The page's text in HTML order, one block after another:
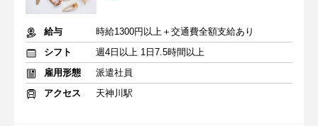
給与
時給1300円以上＋交通費全額支給あり
シフト
週4日以上 1日7.5時間以上
雇用形態
派遣社員
アクセス
天神川駅